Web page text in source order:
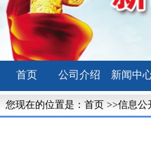
首页 公司介绍 新闻中
您现在的位置是： 首页 >>信息公